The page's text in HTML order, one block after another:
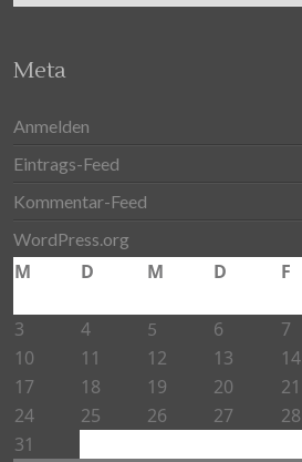
Meta
Anmelden
Eintrags-Feed
Kommentar-Feed
WordPress.org
M D M D F
3
4 5 6 7
10
11 12 13 14
17
18 19 20 21
24
25 26 27 28
31